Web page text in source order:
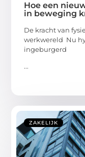
Hoe een
in beweging
De kracht van
werkwereld Nu
ingeburgerd
...
ZAKELIJK